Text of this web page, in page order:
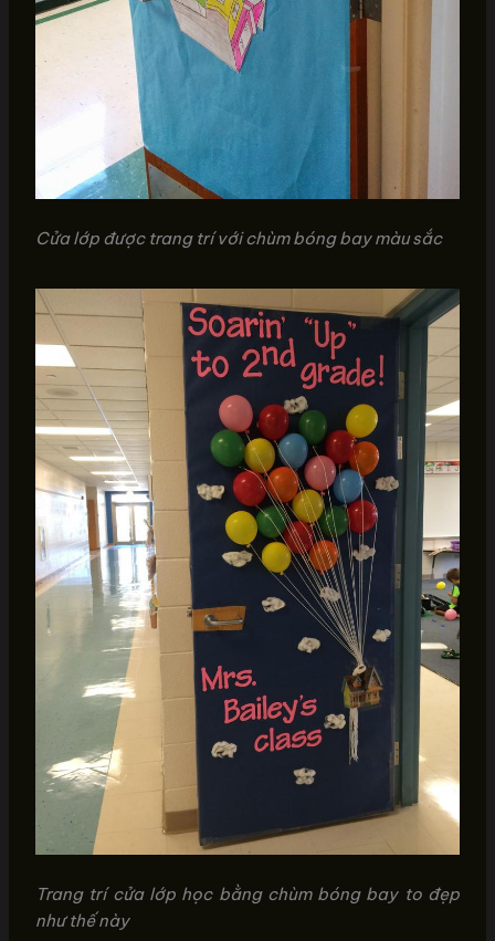
Cửa lớp được trang trí với chùm bóng bay màu sắc
Trang trí cửa lớp học bằng chùm bóng bay to đẹp
như thế này